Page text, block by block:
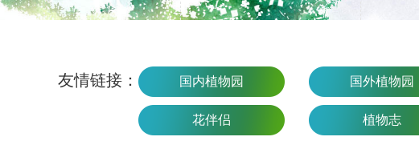
友情链接： 国内植物园 国外植物园
花伴侣 植物志